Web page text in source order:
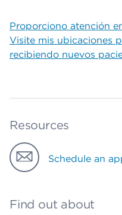
Proporciono atención
Visite mis ubicaciones
recibiendo nuevos
Resources
Schedule an
Find out about